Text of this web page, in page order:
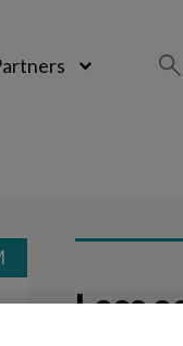
Lees